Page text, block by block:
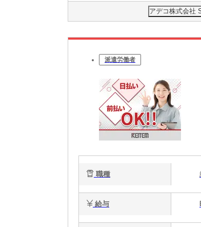
アデコ株式会社
派遣労働者
職種
給与